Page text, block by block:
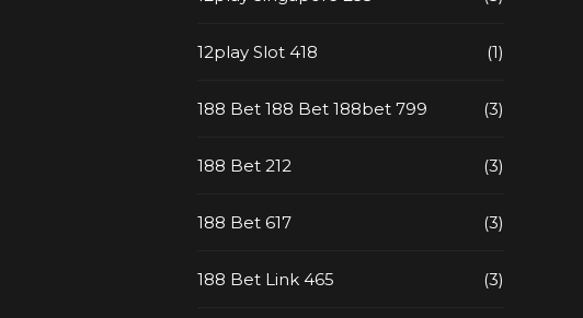
12play Slot 418 (1)
188 Bet 188 Bet 188bet 799 (3)
188 Bet 212 (3)
188 Bet 617 (3)
188 Bet Link 465 (3)